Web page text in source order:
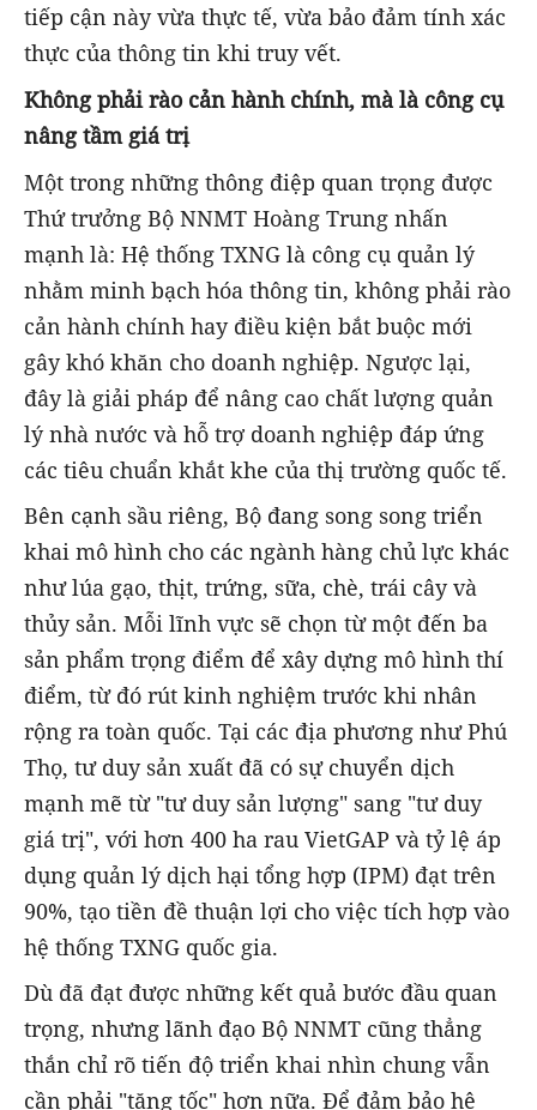
tiếp cận này vừa thực tế, vừa bảo đảm tính xác
thực của thông tin khi truy vết.
Không phải rào cản hành chính, mà là công cụ
nâng tầm giá trị
Một trong những thông điệp quan trọng được
Thứ trưởng Bộ NNMT Hoàng Trung nhấn
mạnh là: Hệ thống TXNG là công cụ quản lý
nhằm minh bạch hóa thông tin, không phải rào
cản hành chính hay điều kiện bắt buộc mới
gây khó khăn cho doanh nghiệp. Ngược lại,
đây là giải pháp để nâng cao chất lượng quản
lý nhà nước và hỗ trợ doanh nghiệp đáp ứng
các tiêu chuẩn khắt khe của thị trường quốc tế.
Bên cạnh sầu riêng, Bộ đang song song triển
khai mô hình cho các ngành hàng chủ lực khác
như lúa gạo, thịt, trứng, sữa, chè, trái cây và
thủy sản. Mỗi lĩnh vực sẽ chọn từ một đến ba
sản phẩm trọng điểm để xây dựng mô hình thí
điểm, từ đó rút kinh nghiệm trước khi nhân
rộng ra toàn quốc. Tại các địa phương như Phú
Thọ, tư duy sản xuất đã có sự chuyển dịch
mạnh mẽ từ "tư duy sản lượng" sang "tư duy
giá trị", với hơn 400 ha rau VietGAP và tỷ lệ áp
dụng quản lý dịch hại tổng hợp (IPM) đạt trên
90%, tạo tiền đề thuận lợi cho việc tích hợp vào
hệ thống TXNG quốc gia.
Dù đã đạt được những kết quả bước đầu quan
trọng, nhưng lãnh đạo Bộ NNMT cũng thẳng
thắn chỉ rõ tiến độ triển khai nhìn chung vẫn
cần phải "tăng tốc" hơn nữa. Để đảm bảo hệ